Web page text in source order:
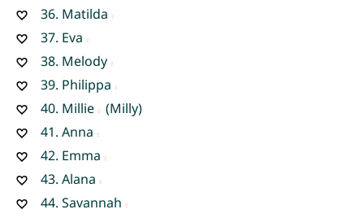
36. Matilda
37. Eva
38. Melody
39. Philippa
40. Millie
(Milly)
41. Anna
42. Emma
43. Alana
44. Savannah